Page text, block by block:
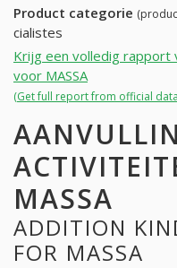
Product categorie
cialistes
Krijg een volledig rapport
voor MASSA
(Get full report from official
MASSA
ADDITION
FOR MASSA